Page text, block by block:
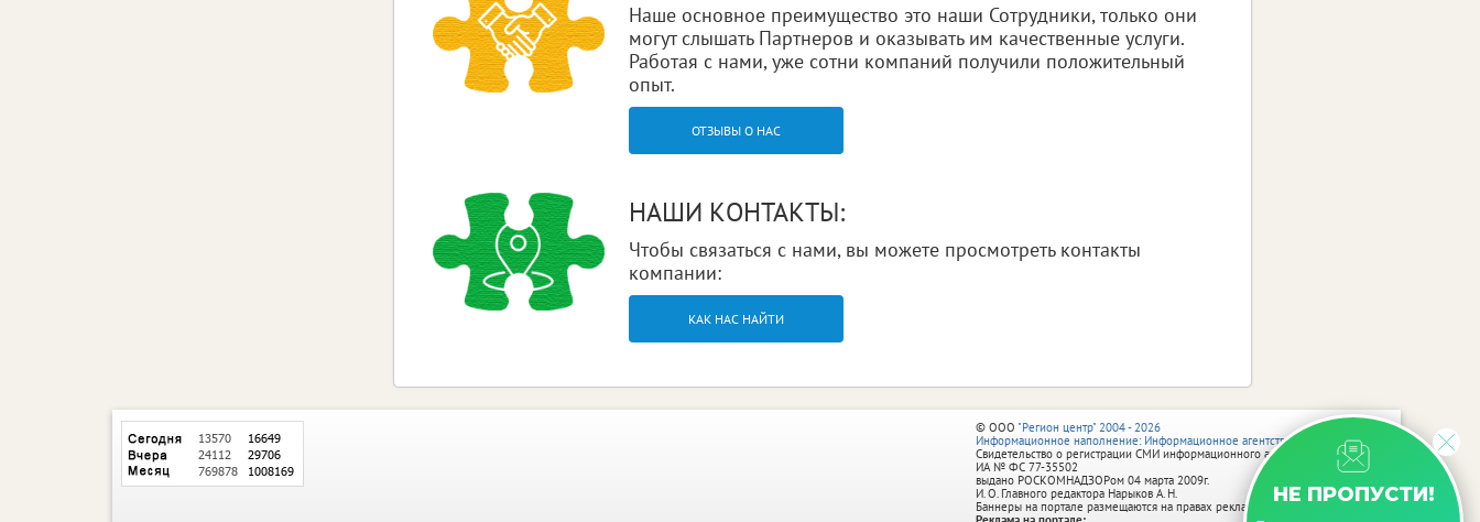
Наше основное преимущество это наши Сотрудники, только они
могут слышать Партнеров и оказывать им качественные услуги.
Работая с нами, уже сотни компаний получили положительный
опыт.
ОТЗЫВЫ О НАС
НАШИ КОНТАКТЫ:
Чтобы связаться с нами, вы можете просмотреть контакты
компании:
КАК НАС НАЙТИ
НЕ ПРОПУСТИ!
© ООО "Регион центр" 2004 - 2026
Информационное наполнение: Информационное агентство vRossii.ru
Свидетельство о регистрации СМИ информационного агентства vRossii.ru
ИА № ФС 77‑35502
выдано РОСКОМНАДЗОРом 04 марта 2009г.
И. О. Главного редактора Нарыков А. Н.
Баннеры на портале размещаются на правах рекламы.